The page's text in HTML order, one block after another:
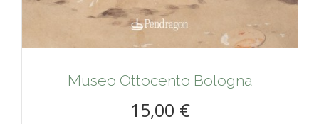
Museo Ottocento Bologna
15,00 €